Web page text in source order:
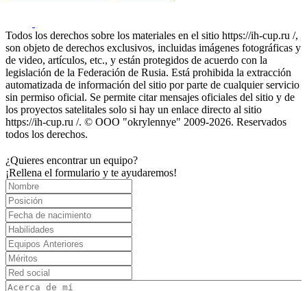
Todos los derechos sobre los materiales en el sitio https://ih-cup.ru /,
son objeto de derechos exclusivos, incluidas imágenes fotográficas y
de video, artículos, etc., y están protegidos de acuerdo con la
legislación de la Federación de Rusia. Está prohibida la extracción
automatizada de información del sitio por parte de cualquier servicio
sin permiso oficial. Se permite citar mensajes oficiales del sitio y de
los proyectos satelitales solo si hay un enlace directo al sitio
https://ih-cup.ru /. © OOO "okrylennye" 2009-2026. Reservados
todos los derechos.
¿Quieres encontrar un equipo?
¡Rellena el formulario y te ayudaremos!